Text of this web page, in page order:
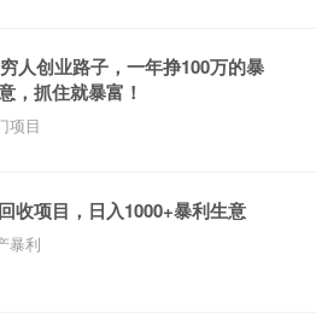
人创业路子，一年挣100万的暴
，抓住就暴富！
项目
收项目，日入1000+暴利生意
暴利